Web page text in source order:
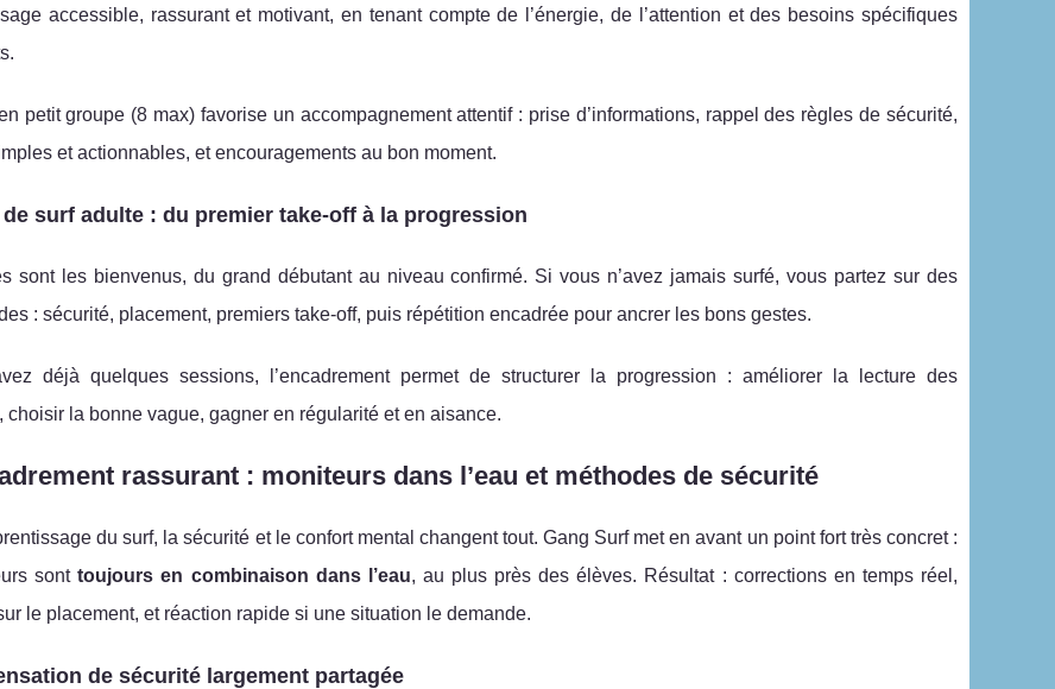
accessible, rassurant et motivant, en tenant compte de l’énergie, de l’attention et des besoins spécifiques
petit groupe (8 max) favorise un accompagnement attentif : prise d’informations, rappel des règles de sécurité,
et actionnables, et encouragements au bon moment.
surf adulte : du premier take-off à la progression
sont les bienvenus, du grand débutant au niveau confirmé. Si vous n’avez jamais surfé, vous partez sur des
: sécurité, placement, premiers take-off, puis répétition encadrée pour ancrer les bons gestes.
déjà quelques sessions, l’encadrement permet de structurer la progression : améliorer la lecture des
choisir la bonne vague, gagner en régularité et en aisance.
rassurant : moniteurs dans l’eau et méthodes de sécurité
du surf, la sécurité et le confort mental changent tout. Gang Surf met en avant un point fort très concret :
sonttoujours en combinaison dans l’eau, au plus près des élèves. Résultat : corrections en temps réel,
le placement, et réaction rapide si une situation le demande.
de sécurité largement partagée